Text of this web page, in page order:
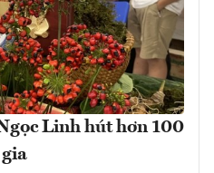
Linh hút hơn 100